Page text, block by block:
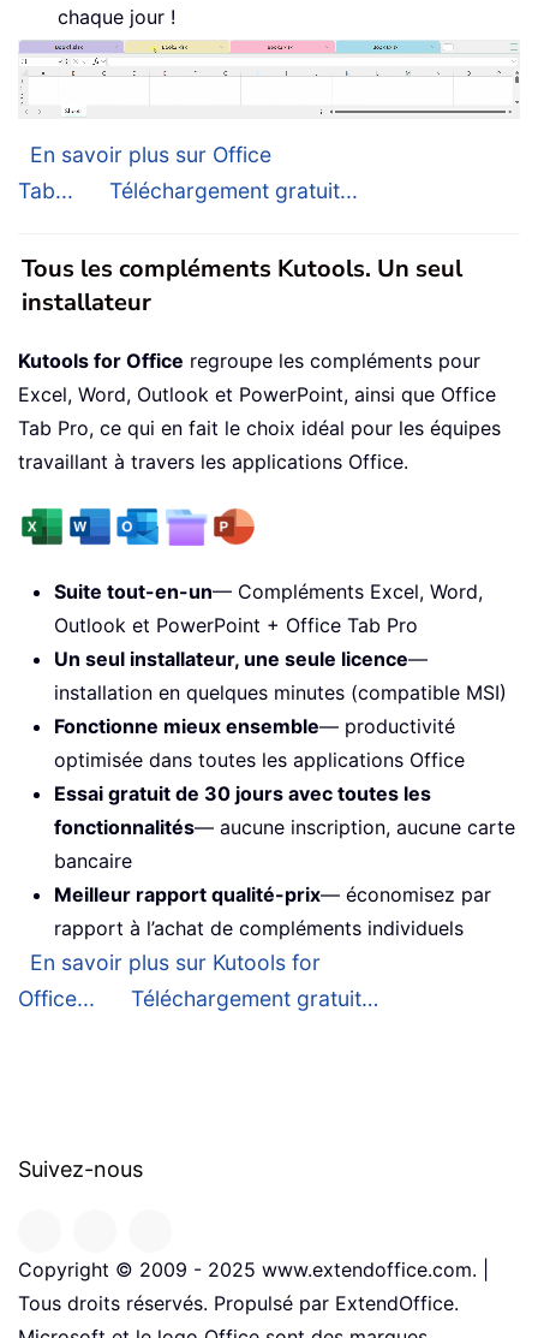
chaque jour !
En savoir plus sur Office
Tab...
Téléchargement gratuit...
Tous les compléments Kutools. Un seul
installateur
Kutools for Office regroupe les compléments pour
Excel, Word, Outlook et PowerPoint, ainsi que Office
Tab Pro, ce qui en fait le choix idéal pour les équipes
travaillant à travers les applications Office.
Suite tout-en-un— Compléments Excel, Word,
Outlook et PowerPoint + Office Tab Pro
Un seul installateur, une seule licence—
installation en quelques minutes (compatible MSI)
Fonctionne mieux ensemble— productivité
optimisée dans toutes les applications Office
Essai gratuit de 30 jours avec toutes les
fonctionnalités— aucune inscription, aucune carte
bancaire
Meilleur rapport qualité-prix— économisez par
rapport à l’achat de compléments individuels
En savoir plus sur Kutools for
Office...
Téléchargement gratuit…
Suivez-nous
Copyright © 2009 - 2025 www.extendoffice.com. |
Tous droits réservés. Propulsé par ExtendOffice.